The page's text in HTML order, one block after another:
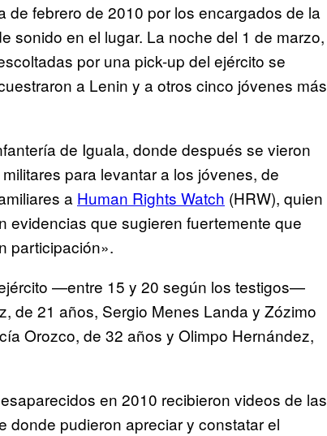
de febrero de 2010 por los encargados de la
sonido en el lugar. La noche del 1 de marzo,
por una pick-up del ejército se
a Lenin y a otros cinco jóvenes más
de Iguala, donde después se vieron
para levantar a los jóvenes, de
a Human Rights Watch (HRW), quien
evidencias que sugieren fuertemente que
participación».
—entre 15 y 20 según los testigos—
de 21 años, Sergio Menes Landa y Zózimo
Orozco, de 32 años y Olimpo Hernández,
en 2010 recibieron videos de las
donde pudieron apreciar y constatar el